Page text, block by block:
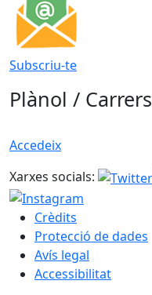
Subscriu-te
Plànol / Carrers
Accedeix
Xarxes socials:
Crèdits
Protecció de dades
Avís legal
Accessibilitat